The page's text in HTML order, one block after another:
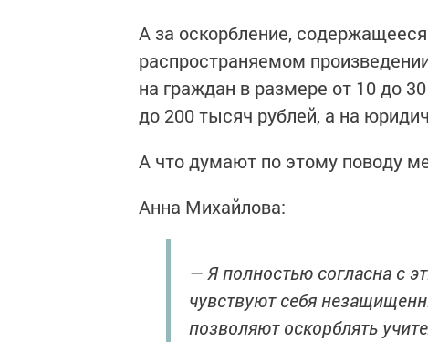
А за оскорбление,
распространяемом
на граждан в размере от 10 до
до 200 тысяч рублей, а на
А что думают по этому поводу
Анна Михайлова:
— Я полностью согласна с
чувствуют себя
позволяют оскорблять